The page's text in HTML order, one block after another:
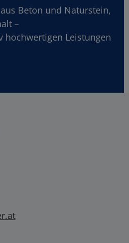
Beton und Naturstein,
–
hochwertigen Leistungen